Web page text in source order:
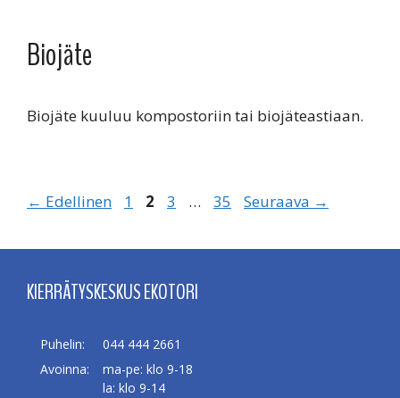
Biojäte
Biojäte kuuluu kompostoriin tai biojäteastiaan.
← Edellinen Sivu
1 Sivu
2 Sivu
3 … Sivu
35 Seuraava →
KIERRÄTYSKESKUS EKOTORI
Puhelin:
044 444 2661
Avoinna:
ma-pe: klo 9-18
la: klo 9-14